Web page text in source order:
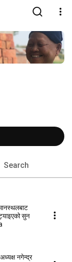
Search
सुन
नगेन्द्र